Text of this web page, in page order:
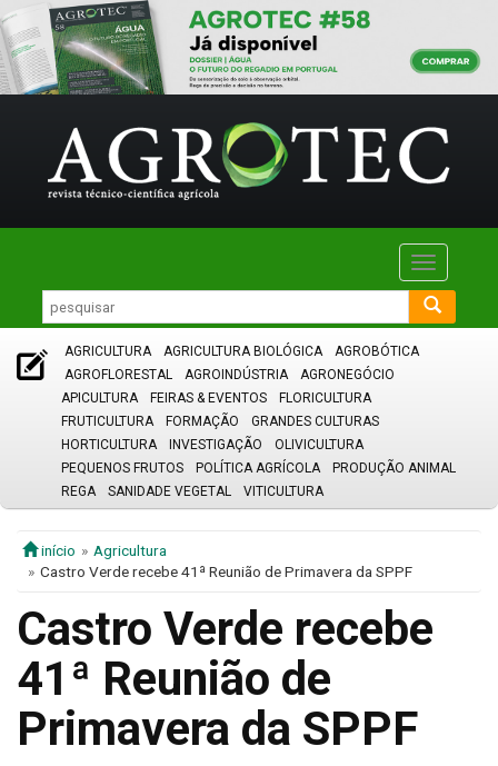
Toggle
AGRICULTURA AGRICULTURA BIOLÓGICA
AGROBÓTICA
AGROFLORESTAL
AGROINDÚSTRIA
AGRONEGÓCIO
APICULTURA
FEIRAS & EVENTOS
FLORICULTURA
FRUTICULTURA
FORMAÇÃO
GRANDES CULTURAS
HORTICULTURA
INVESTIGAÇÃO
OLIVICULTURA
PEQUENOS FRUTOS
POLÍTICA AGRÍCOLA
PRODUÇÃO ANIMAL
REGA
SANIDADE VEGETAL VITICULTURA
início
Agricultura
Castro Verde recebe 41ª Reunião de Primavera da SPPF
Castro Verde recebe
41ª Reunião de
Primavera da SPPF